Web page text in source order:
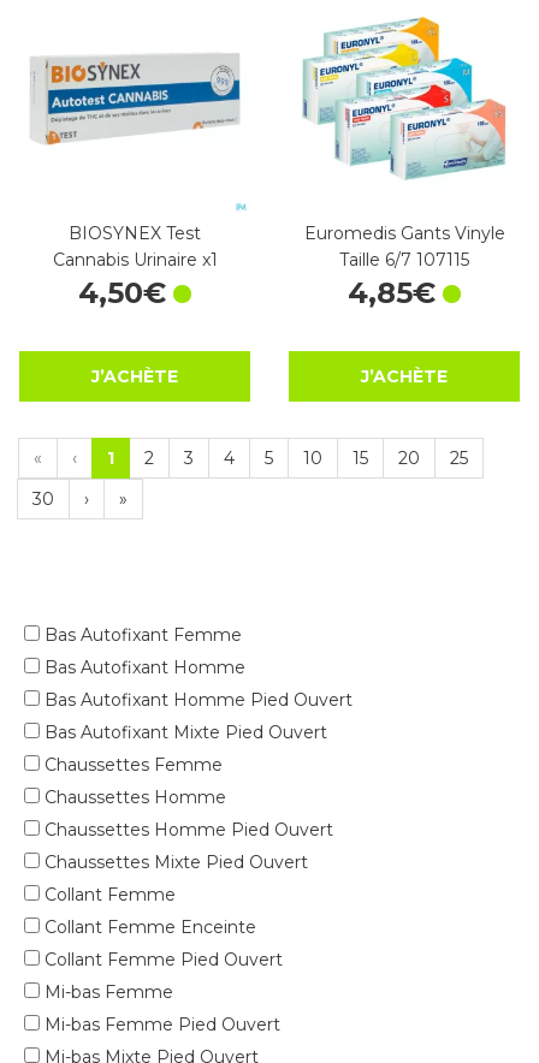
BIOSYNEX Test
Cannabis Urinaire x1
4,50€
J’ACHÈTE
Euromedis Gants Vinyle
Taille 6/7 107115
4,85€
J’ACHÈTE
« ‹ 1 2 3 4 5 10 15 20
25
30
› »
Bas Autofixant Femme
Bas Autofixant Homme
Bas Autofixant Homme Pied Ouvert
Bas Autofixant Mixte Pied Ouvert
Chaussettes Femme
Chaussettes Homme
Chaussettes Homme Pied Ouvert
Chaussettes Mixte Pied Ouvert
Collant Femme
Collant Femme Enceinte
Collant Femme Pied Ouvert
Mi-bas Femme
Mi-bas Femme Pied Ouvert
Mi-bas Mixte Pied Ouvert